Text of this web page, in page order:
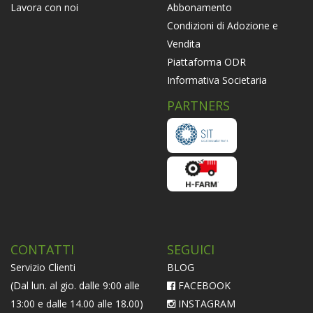
Lavora con noi
Abbonamento
Condizioni di Adozione e
Vendita
Piattaforma ODR
Informativa Societaria
PARTNERS
CONTATTI
Servizio Clienti
(Dal lun. al gio. dalle 9:00 alle
13:00 e dalle 14.00 alle 18.00)
SEGUICI
BLOG
FACEBOOK
INSTAGRAM